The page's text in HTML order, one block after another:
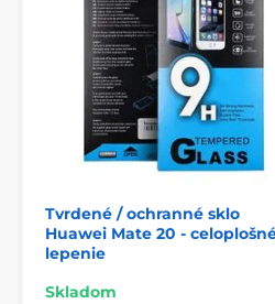
Index tvrdosti: 9H
Hrúbka: 0,3 mm
Tvrdené / ochranné sklo
Huawei Mate 20 -
lepenie
Skladom